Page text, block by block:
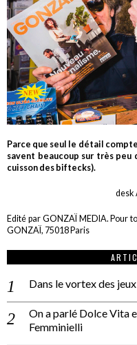
Parce que seul le détail
savent beaucoup sur très
cuisson des biftecks).
desk
Edité par GONZAÏ MEDIA. Pour
GONZAÏ, 75018 Paris
Dans le vortex des
On a parlé Dolce Vita
Femminielli